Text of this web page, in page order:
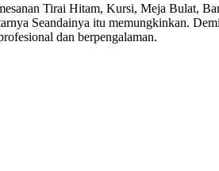
Tirai Hitam, Kursi, Meja Bulat,
Seandainya itu memungkinkan.
dan berpengalaman.